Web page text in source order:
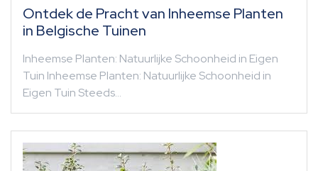
Ontdek de Pracht van Inheemse Planten
in Belgische Tuinen
Inheemse Planten: Natuurlijke Schoonheid in Eigen
Tuin Inheemse Planten: Natuurlijke Schoonheid in
Eigen Tuin Steeds…